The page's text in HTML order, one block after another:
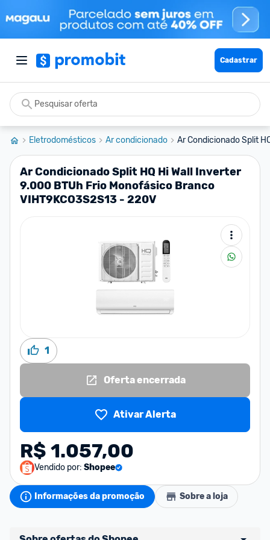
Cadastrar
Eletrodomésticos Ar condicionado Ar Condicionado Split
Ar Condicionado Split HQ Hi Wall Inverter
9.000 BTUh Frio Monofásico Branco
VIHT9KCO3S2S13 - 220V
1
Oferta encerrada
Ativar Alerta
R$ 1.057,00
Vendido por: Shopee
Informações da promoção Sobre a loja